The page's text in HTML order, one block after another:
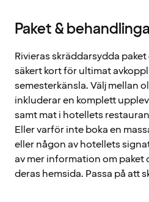
Paket &
Rivieras skräddarsydda
säkert kort för ultimat
semesterkänsla. Välj mellan
inkluderar en komplett
samt mat i hotellets
Eller varför inte boka en
eller någon av hotellets
av mer information om paket
deras hemsida. Passa på att